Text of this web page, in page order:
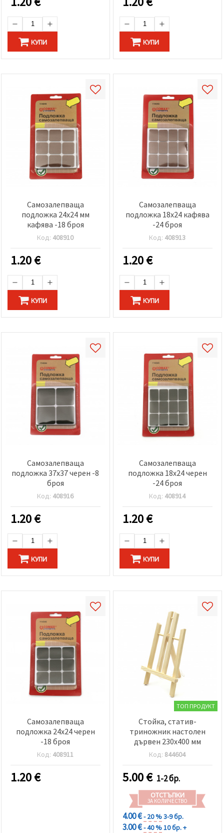
КУПИ КУПИ
Самозалепваща
подложка 24x24 мм
кафява -18 броя
Код: 408910
1.20€
КУПИ
Самозалепваща
подложка 18x24 кафява
-24 броя
Код: 408913
1.20€
КУПИ
Самозалепваща
подложка 37x37 черен -8
броя
Код: 408916
1.20€
КУПИ
Самозалепваща
подложка 18x24 черен
-24 броя
Код: 408914
1.20€
КУПИ
Самозалепваща
подложка 24x24 черен
-18 броя
Код: 408911
1.20€
ТОП ПРОДУКТ
Стойка, статив-
триножник настолен
дървен 230x400 мм
Код: 844604
5.00€ 1-2 бр.
ОТСТЪПКИ
ЗА КОЛИЧЕСТВО
4.00 €- 20 %3-9 бр.
3.00 €- 40 %10 бр. +